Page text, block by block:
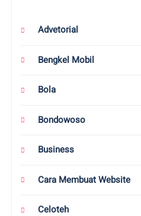
Advetorial
Bengkel Mobil
Bola
Bondowoso
Business
Cara Membuat Website
Celoteh